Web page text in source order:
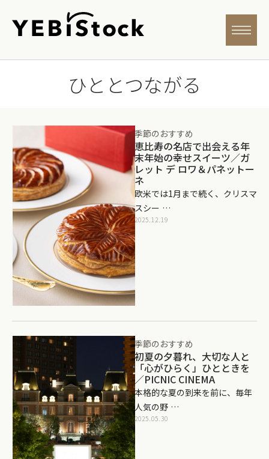
ひととつながる
季節のおすすめ
恵比寿の名店で出会える年
末年始の幸せスイーツ／ガ
レット デ ロワ＆パネットー
ネ
欧米では1月まで続く、クリスマ
スシー …
2025.12.19
季節のおすすめ
初夏の夕暮れ、大切な人と
「心がひらく」ひとときを
／PICNIC CINEMA
本格的な夏の到来を前に、毎年
人気の野 …
2025.05.30